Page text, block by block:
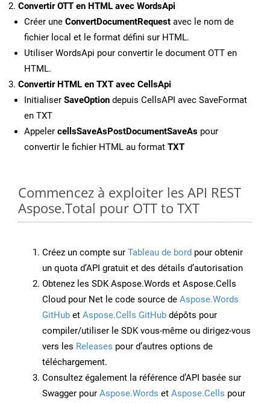
Convertir OTT en HTML avec WordsApi
Créer une ConvertDocumentRequest avec le nom de
fichier local et le format défini sur HTML.
Utiliser WordsApi pour convertir le document OTT en
HTML.
Convertir HTML en TXT avec CellsApi
Initialiser SaveOption depuis CellsAPI avec SaveFormat
en TXT
Appeler cellsSaveAsPostDocumentSaveAs pour
convertir le fichier HTML au format TXT
Commencez à exploiter les API REST
Aspose.Total pour OTT to TXT
Créez un compte sur Tableau de bord pour obtenir
un quota d’API gratuit et des détails d’autorisation
Obtenez les SDK Aspose.Words et Aspose.Cells
Cloud pour Net le code source de Aspose.Words
GitHub et Aspose.Cells GitHub dépôts pour
compiler/utiliser le SDK vous-même ou dirigez-vous
vers les Releases pour d’autres options de
téléchargement.
Consultez également la référence d’API basée sur
Swagger pour Aspose.Words et Aspose.Cells pour